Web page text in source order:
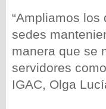
“Ampliamos
sedes
manera que se
servidores
IGAC, Olga
wp-